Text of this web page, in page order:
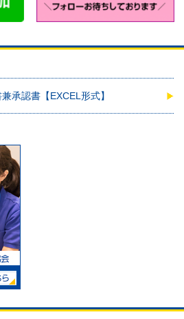
承認書【EXCEL形式】